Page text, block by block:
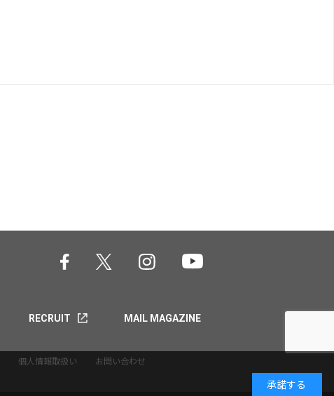
RECRUIT MAIL MAGAZINE
個人情報取扱い お問い合わせ
承諾する